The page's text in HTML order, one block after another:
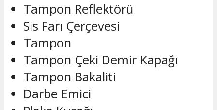
Tampon Reflektörü
Sis Farı Çerçevesi
Tampon
Tampon Çeki Demir Kapağı
Tampon Bakaliti
Darbe Emici